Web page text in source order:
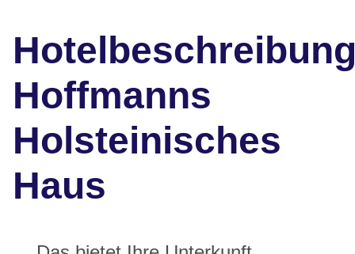
Hoffmanns
Holsteinisches
Haus